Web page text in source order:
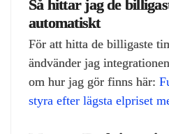
Så hittar jag de
automatiskt
För att hitta de billigaste
ändvänder jag
om hur jag gör finns här:
styra efter lägsta elpriset